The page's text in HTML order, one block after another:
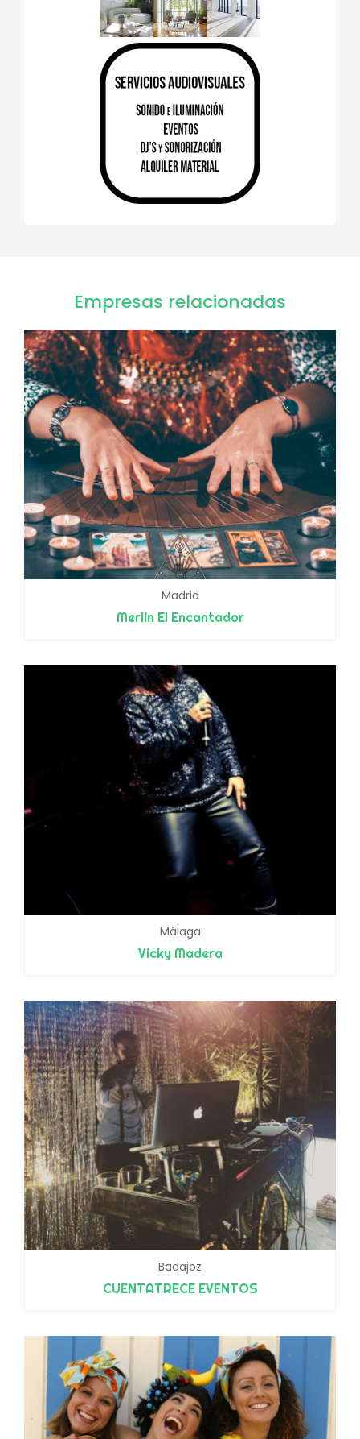
Empresas relacionadas
Madrid
Merlin El Encantador
Málaga
Vicky Madera
Badajoz
CUENTATRECE EVENTOS